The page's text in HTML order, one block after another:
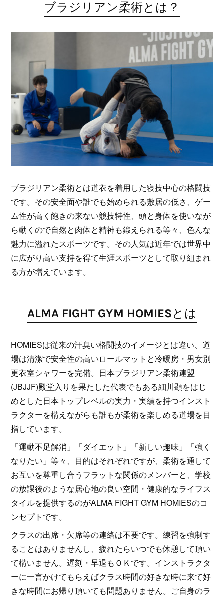
ブラジリアン柔術とは？
ブラジリアン柔術とは道衣を着用した寝技中心の格闘技
です。その安全面や誰でも始められる敷居の低さ、ゲー
ム性が高く飽きの来ない競技特性、頭と身体を使いなが
ら動くので自然と肉体と精神も鍛えられる等々、色んな
魅力に溢れたスポーツです。その人気は近年では世界中
に広がり高い支持を得て生涯スポーツとして取り組まれ
る方が増えています。
ALMA FIGHT GYM HOMIESとは
HOMIESは従来の汗臭い格闘技のイメージとは違い、道
場は清潔で安全性の高いロールマットと冷暖房・男女別
更衣室シャワーを完備。日本ブラジリアン柔術連盟
(JBJJF)殿堂入りを果たした代表でもある細川顕をはじ
めとした日本トップレベルの実力・実績を持つインスト
ラクターを構えながらも誰もが柔術を楽しめる道場を目
指しています。
「運動不足解消」「ダイエット」「新しい趣味」「強く
なりたい」等々、目的はそれぞれですが、柔術を通して
お互いを尊重し合うフラットな関係のメンバーと、学校
の放課後のような居心地の良い空間・健康的なライフス
タイルを提供するのがALMA FIGHT GYM HOMIESのコ
ンセプトです。
クラスの出席・欠席等の連絡は不要です。練習を強制す
ることはありませんし、疲れたらいつでも休憩して頂い
て構いません。遅刻・早退もＯＫです。インストラクタ
ーに一言かけてもらえばクラス時間の好きな時に来て好
きな時間にお帰り頂いても問題ありません。ご自身のラ